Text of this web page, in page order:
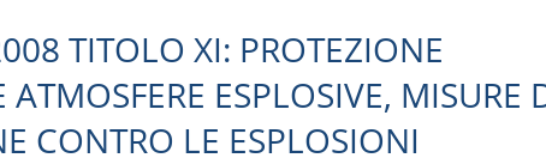
TITOLO XI: PROTEZIONE
ESPLOSIVE, MISURE
CONTRO LE ESPLOSIONI